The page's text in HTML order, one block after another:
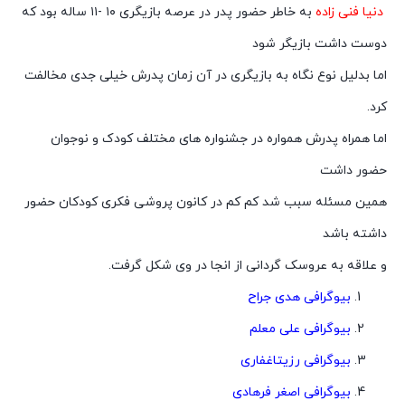
دنیا فنی زاده
به خاطر حضور پدر در عرصه بازیگری ۱۰ -۱۱ ساله بود که
دوست داشت بازیگر شود
اما بدلیل نوع نگاه به بازیگری در آن زمان پدرش خیلی جدی مخالفت
کرد.
اما همراه پدرش همواره در جشنواره های مختلف کودک و نوجوان
حضور داشت
همین مسئله سبب شد کم کم در کانون پروشی فکری کودکان حضور
داشته باشد
و علاقه به عروسک گردانی از انجا در وی شکل گرفت.
بیوگرافی هدی جراح
بیوگرافی علی معلم
بیوگرافی رزیتاغفاری
بیوگرافی اصغر فرهادی